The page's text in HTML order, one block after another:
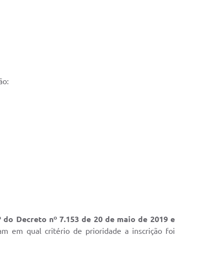
do Decreto nº 7.153 de 20 de maio de 2019 e
em qual critério de prioridade a inscrição foi